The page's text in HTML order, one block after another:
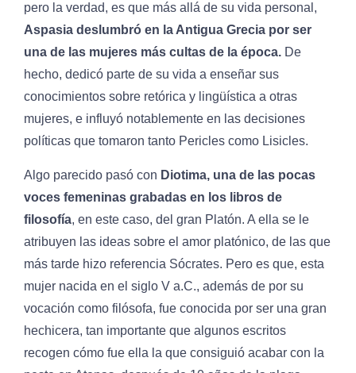
pero la verdad, es que más allá de su vida personal,
Aspasia deslumbró en la Antigua Grecia por ser
una de las mujeres más cultas de la época. De
hecho, dedicó parte de su vida a enseñar sus
conocimientos sobre retórica y lingüística a otras
mujeres, e influyó notablemente en las decisiones
políticas que tomaron tanto Pericles como Lisicles.
Algo parecido pasó con Diotima, una de las pocas
voces femeninas grabadas en los libros de
filosofía, en este caso, del gran Platón. A ella se le
atribuyen las ideas sobre el amor platónico, de las que
más tarde hizo referencia Sócrates. Pero es que, esta
mujer nacida en el siglo V a.C., además de por su
vocación como filósofa, fue conocida por ser una gran
hechicera, tan importante que algunos escritos
recogen cómo fue ella la que consiguió acabar con la